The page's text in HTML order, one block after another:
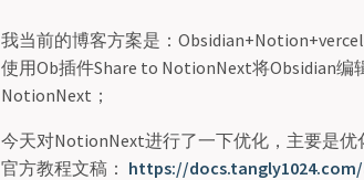
我当前的博客方案是：Obsidian+Notion+vercel
使用Ob插件Share to NotionNext将Obsidian
NotionNext；
今天对NotionNext进行了一下优化，主要是
官方教程文稿： https://